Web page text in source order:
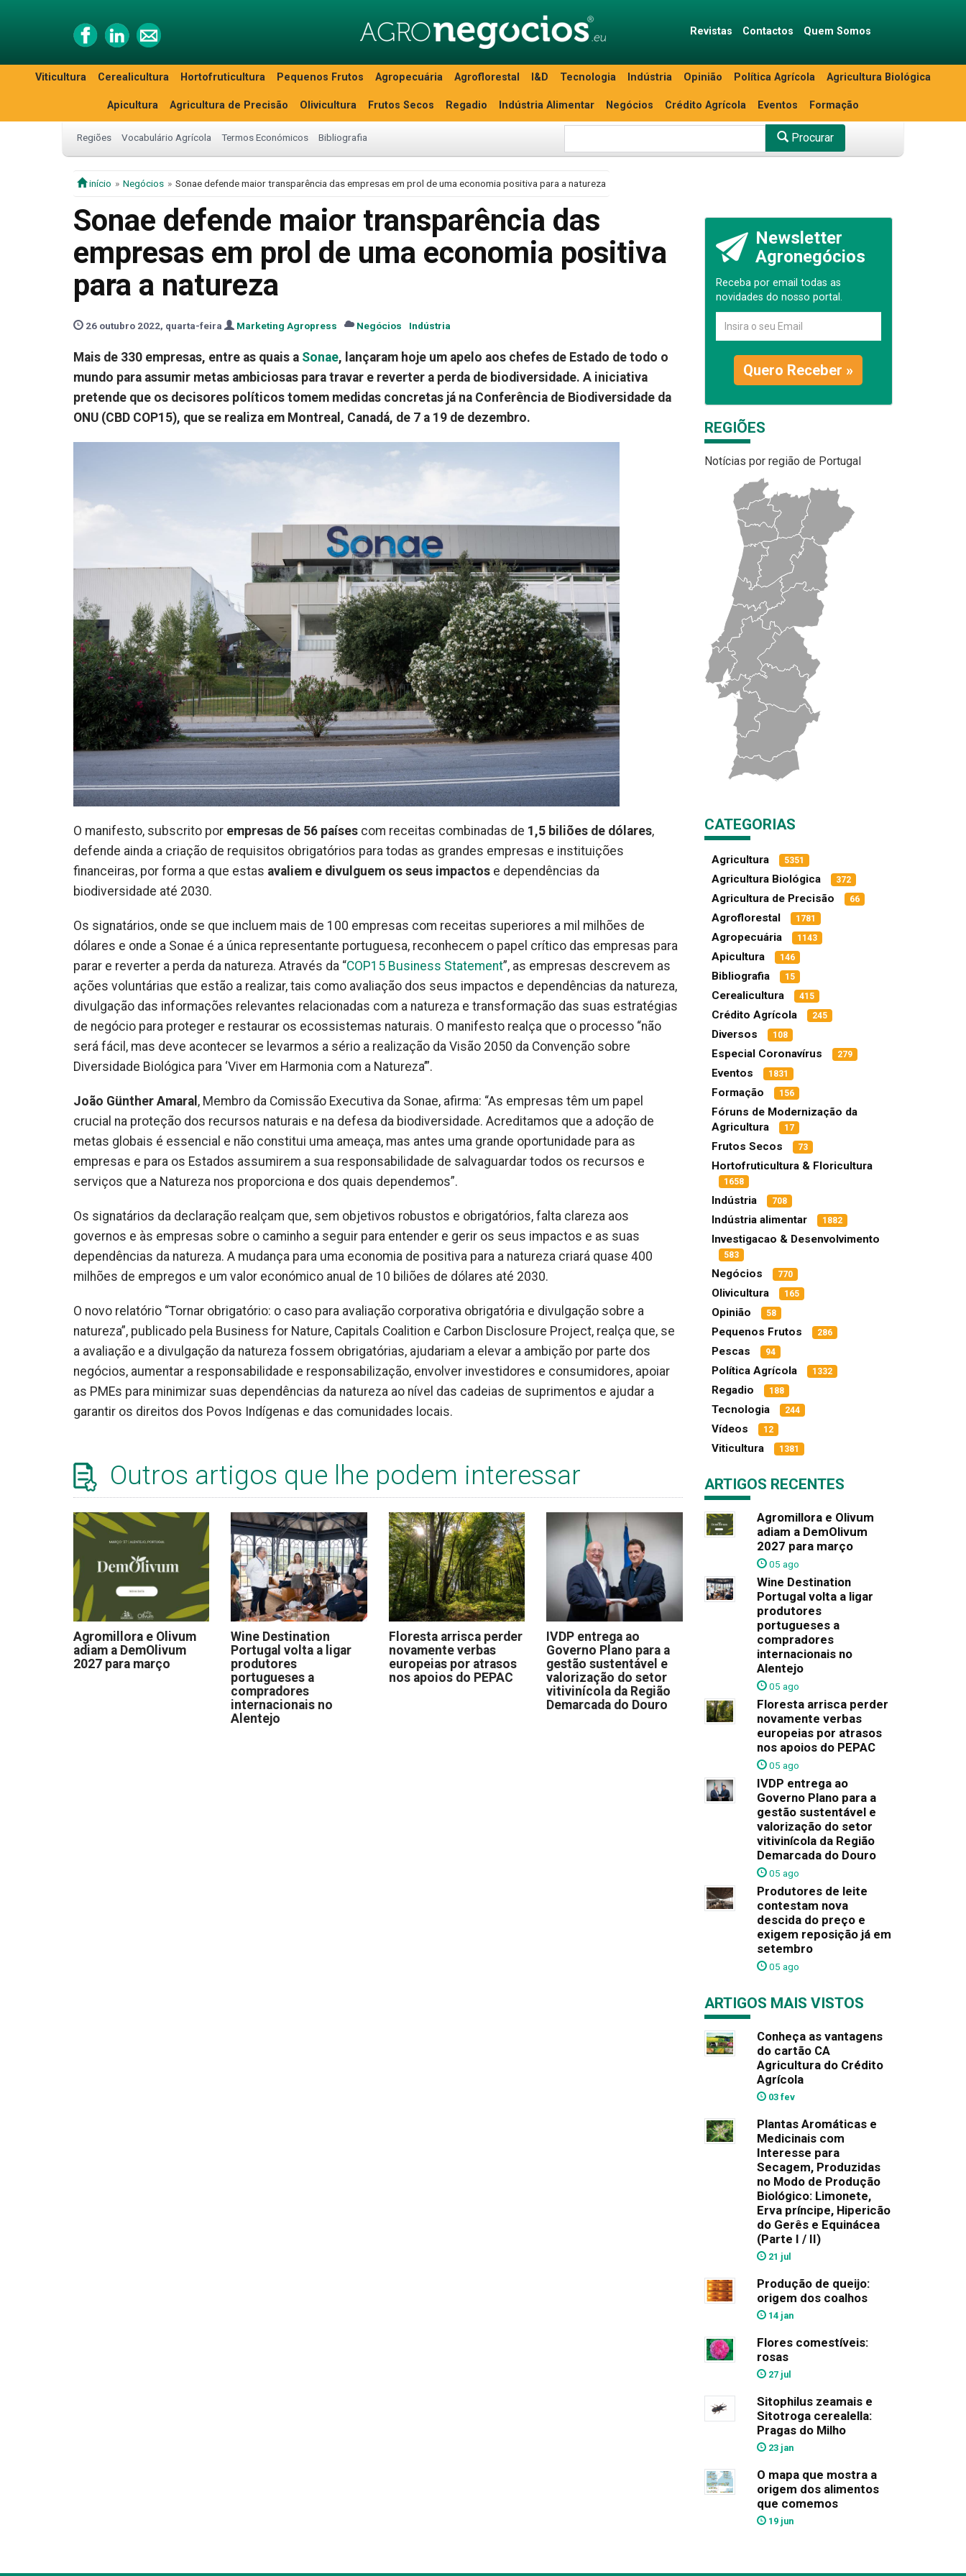
Revistas Contactos Quem Somos
Viticultura Cerealicultura Hortofruticultura Pequenos Frutos Agropecuária Agroflorestal I&D Tecnologia Indústria Opinião Política Agrícola Agricultura Biológica
Apicultura Agricultura de Precisão Olivicultura Frutos Secos Regadio Indústria Alimentar Negócios Crédito Agrícola Eventos Formação
Regiões Vocabulário Agrícola Termos Económicos Bibliografia Procurar
início Negócios Sonae defende maior transparência das empresas em prol de uma economia positiva para a natureza
Sonae defende maior transparência das
empresas em prol de uma economia positiva
para a natureza
26 outubro 2022, quarta-feira Marketing Agropress Negócios Indústria
Mais de 330 empresas, entre as quais a Sonae, lançaram hoje um apelo aos chefes de Estado de todo o
mundo para assumir metas ambiciosas para travar e reverter a perda de biodiversidade. A iniciativa
pretende que os decisores políticos tomem medidas concretas já na Conferência de Biodiversidade da
ONU (CBD COP15), que se realiza em Montreal, Canadá, de 7 a 19 de dezembro.
O manifesto, subscrito por empresas de 56 países com receitas combinadas de 1,5 biliões de dólares,
defende ainda a criação de requisitos obrigatórios para todas as grandes empresas e instituições
financeiras, por forma a que estas avaliem e divulguem os seus impactos e dependências da
biodiversidade até 2030.
Os signatários, onde se que incluem mais de 100 empresas com receitas superiores a mil milhões de
dólares e onde a Sonae é a única representante portuguesa, reconhecem o papel crítico das empresas para
parar e reverter a perda da natureza. Através da “COP15 Business Statement”, as empresas descrevem as
ações voluntárias que estão a realizar, tais como avaliação dos seus impactos e dependências da natureza,
divulgação das informações relevantes relacionadas com a natureza e transformação das suas estratégias
de negócio para proteger e restaurar os ecossistemas naturais. O manifesto realça que o processo “não
será fácil, mas deve acontecer se levarmos a sério a realização da Visão 2050 da Convenção sobre
Diversidade Biológica para ‘Viver em Harmonia com a Natureza’”.
João Günther Amaral , Membro da Comissão Executiva da Sonae, afirma: “As empresas têm um papel
crucial na proteção dos recursos naturais e na defesa da biodiversidade. Acreditamos que a adoção de
metas globais é essencial e não constitui uma ameaça, mas antes uma grande oportunidade para as
empresas e para os Estados assumirem a sua responsabilidade de salvaguardar todos os recursos e
serviços que a Natureza nos proporciona e dos quais dependemos”.
Os signatários da declaração realçam que, sem objetivos robustos e obrigatórios, falta clareza aos
governos e às empresas sobre o caminho a seguir para entender e gerir os seus impactos e as suas
dependências da natureza. A mudança para uma economia de positiva para a natureza criará quase 400
milhões de empregos e um valor económico anual de 10 biliões de dólares até 2030.
O novo relatório “Tornar obrigatório: o caso para avaliação corporativa obrigatória e divulgação sobre a
natureza”, publicado pela Business for Nature, Capitals Coalition e Carbon Disclosure Project, realça que, se
a avaliação e a divulgação da natureza fossem obrigatórias, ajudariam a elevar a ambição por parte dos
negócios, aumentar a responsabilidade e responsabilização, envolver investidores e consumidores, apoiar
as PMEs para minimizar suas dependências da natureza ao nível das cadeias de suprimentos e ajudar a
garantir os direitos dos Povos Indígenas e das comunidades locais.
Outros artigos que lhe podem interessar
Agromillora e Olivum
adiam a DemOlivum
2027 para março
Wine Destination
Portugal volta a ligar
produtores
portugueses a
compradores
internacionais no
Alentejo
Floresta arrisca perder
novamente verbas
europeias por atrasos
nos apoios do PEPAC
IVDP entrega ao
Governo Plano para a
gestão sustentável e
valorização do setor
vitivinícola da Região
Demarcada do Douro
Newsletter
Agronegócios
Receba por email todas as
novidades do nosso portal.
Quero Receber »
REGIÕES
Notícias por região de Portugal
CATEGORIAS
Agricultura 5351
Agricultura Biológica 372
Agricultura de Precisão 66
Agroflorestal 1781
Agropecuária 1143
Apicultura 146
Bibliografia 15
Cerealicultura 415
Crédito Agrícola 245
Diversos 108
Especial Coronavírus 279
Eventos 1831
Formação 156
Fóruns de Modernização da
Agricultura
17
Frutos Secos 73
Hortofruticultura & Floricultura
1658
Indústria 708
Indústria alimentar 1882
Investigacao & Desenvolvimento
583
Negócios 770
Olivicultura 165
Opinião 58
Pequenos Frutos 286
Pescas 94
Política Agrícola 1332
Regadio 188
Tecnologia 244
Vídeos 12
Viticultura 1381
ARTIGOS RECENTES
Agromillora e Olivum
adiam a DemOlivum
2027 para março
05 ago
Wine Destination
Portugal volta a ligar
produtores
portugueses a
compradores
internacionais no
Alentejo
05 ago
Floresta arrisca perder
novamente verbas
europeias por atrasos
nos apoios do PEPAC
05 ago
IVDP entrega ao
Governo Plano para a
gestão sustentável e
valorização do setor
vitivinícola da Região
Demarcada do Douro
05 ago
Produtores de leite
contestam nova
descida do preço e
exigem reposição já em
setembro
05 ago
ARTIGOS MAIS VISTOS
Conheça as vantagens
do cartão CA
Agricultura do Crédito
Agrícola
03 fev
Plantas Aromáticas e
Medicinais com
Interesse para
Secagem, Produzidas
no Modo de Produção
Biológico: Limonete,
Erva príncipe, Hipericão
do Gerês e Equinácea
(Parte I / II)
21 jul
Produção de queijo:
origem dos coalhos
14 jan
Flores comestíveis:
rosas
27 jul
Sitophilus zeamais e
Sitotroga cerealella:
Pragas do Milho
23 jan
O mapa que mostra a
origem dos alimentos
que comemos
19 jun